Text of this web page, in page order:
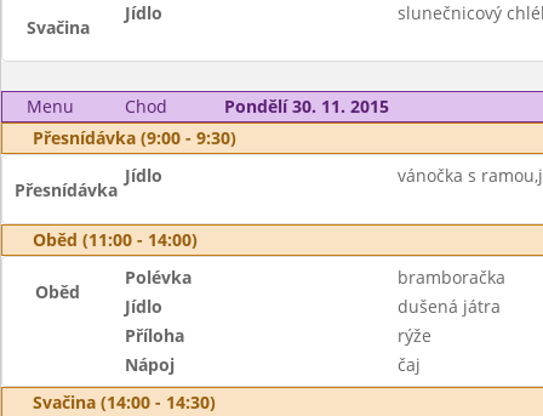
Svačina
Jídlo slunečnicový
Menu Chod
Pondělí 30. 11. 2015
Přesnídávka (9:00 - 9:30)
Přesnídávka
Jídlo vánočka s
Oběd (11:00 - 14:00)
Oběd
Polévka
bramboračka
Jídlo
dušená játra
Příloha
rýže
Nápoj
čaj
Svačina (14:00 - 14:30)